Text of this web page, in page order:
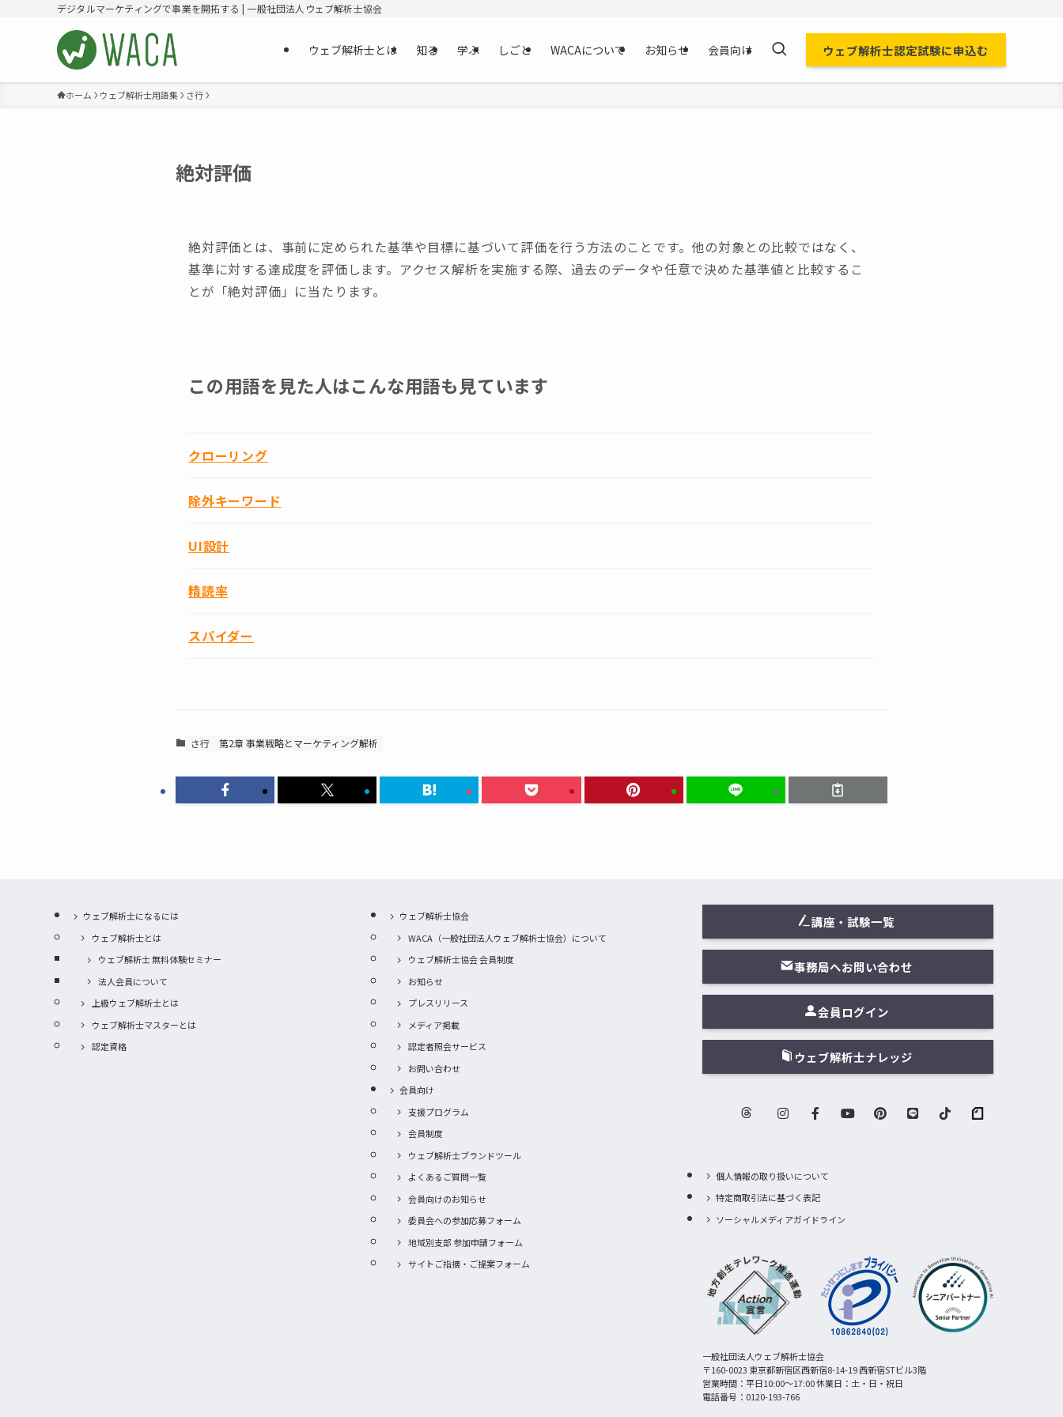
デジタルマーケティングで事業を開拓する | 一般社団法人ウェブ解析士協会
ウェブ解析士とは 知る 学ぶ しごと WACAについて お知らせ 会員向け ウェブ解析士認定試験に申込む
ホーム ウェブ解析士用語集 さ行
絶対評価
絶対評価とは、事前に定められた基準や目標に基づいて評価を行う方法のことです。他の対象との比較ではなく、
基準に対する達成度を評価します。アクセス解析を実施する際、過去のデータや任意で決めた基準値と比較するこ
とが「絶対評価」に当たります。
この用語を見た人はこんな用語も見ています
クローリング
除外キーワード
UI設計
精読率
スパイダー
さ行 第2章 事業戦略とマーケティング解析
ウェブ解析士になるには
ウェブ解析士とは
ウェブ解析士 無料体験セミナー
法人会員について
上級ウェブ解析士とは
ウェブ解析士マスターとは
認定資格
ウェブ解析士協会
WACA（一般社団法人ウェブ解析士協会）について
ウェブ解析士協会 会員制度
お知らせ
プレスリリース
メディア掲載
認定者照会サービス
お問い合わせ
会員向け
支援プログラム
会員制度
ウェブ解析士ブランドツール
よくあるご質問一覧
会員向けのお知らせ
委員会への参加応募フォーム
地域別支部 参加申請フォーム
サイトご指摘・ご提案フォーム
講座・試験一覧
事務局へお問い合わせ
会員ログイン
ウェブ解析士ナレッジ
個人情報の取り扱いについて
特定商取引法に基づく表記
ソーシャルメディアガイドライン
一般社団法人ウェブ解析士協会
〒160-0023 東京都新宿区西新宿8-14-19 西新宿STビル3階
営業時間：平日10:00〜17:00 休業日：土・日・祝日
電話番号：0120-193-766